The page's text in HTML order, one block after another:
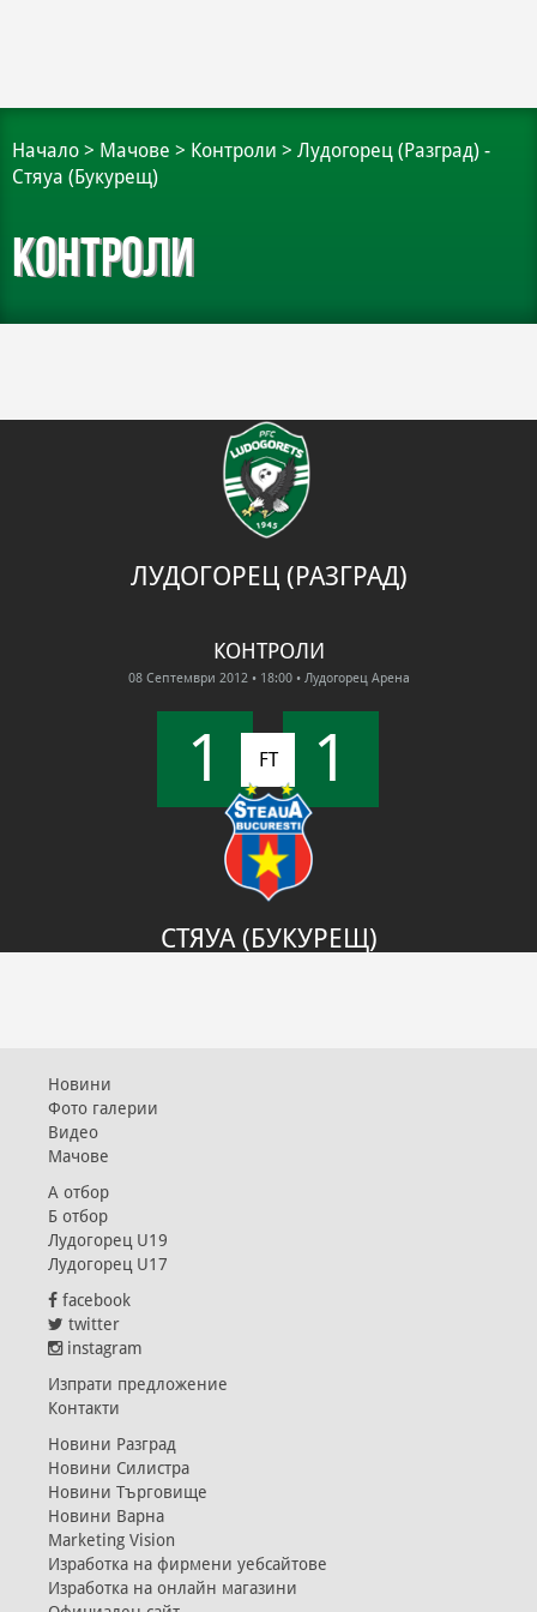
Начало > Мачове > Контроли > Лудогорец (Разград) -
Стяуа (Букурещ)
Контроли
ЛУДОГОРЕЦ (РАЗГРАД)
КОНТРОЛИ
08 Септември 2012 • 18:00 • Лудогорец Арена
1 FT 1
СТЯУА (БУКУРЕЩ)
Новини
Фото галерии
Видео
Мачове
А отбор
Б отбор
Лудогорец U19
Лудогорец U17
facebook
twitter
instagram
Изпрати предложение
Контакти
Новини Разград
Новини Силистра
Новини Търговище
Новини Варна
Marketing Vision
Изработка на фирмени уебсайтове
Изработка на онлайн магазини